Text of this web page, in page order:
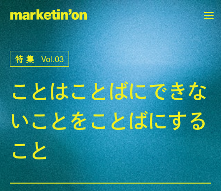
marketin'on
CONTENTS
トップページ
すべての記事
特集一覧
COMPANY
特集 Vol.03
ことはことばにできな
いことをことばにする
こと